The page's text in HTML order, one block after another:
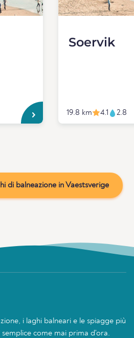
Soervik
19.8 km 4.1 2.8
di balneazione in Vaestsverige
i laghi balneari e le spiagge più
come mai prima d'ora.